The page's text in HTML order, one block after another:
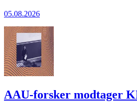
05.08.2026
AAU-forsker modtager